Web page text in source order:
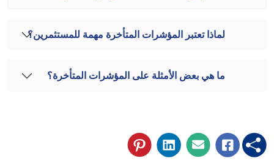
لماذا تعتبر المؤشرات المتأخرة مهمة للمستثمرين؟
ما هي بعض الأمثلة على المؤشرات المتأخرة؟